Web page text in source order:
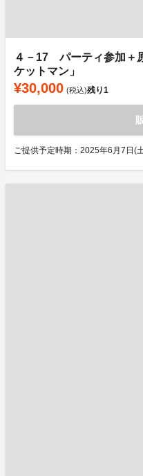
４－17 パーティ参加＋
ケットマン」
¥30,000 (税込)残り1
ご提供予定時期：2025年6月7日(